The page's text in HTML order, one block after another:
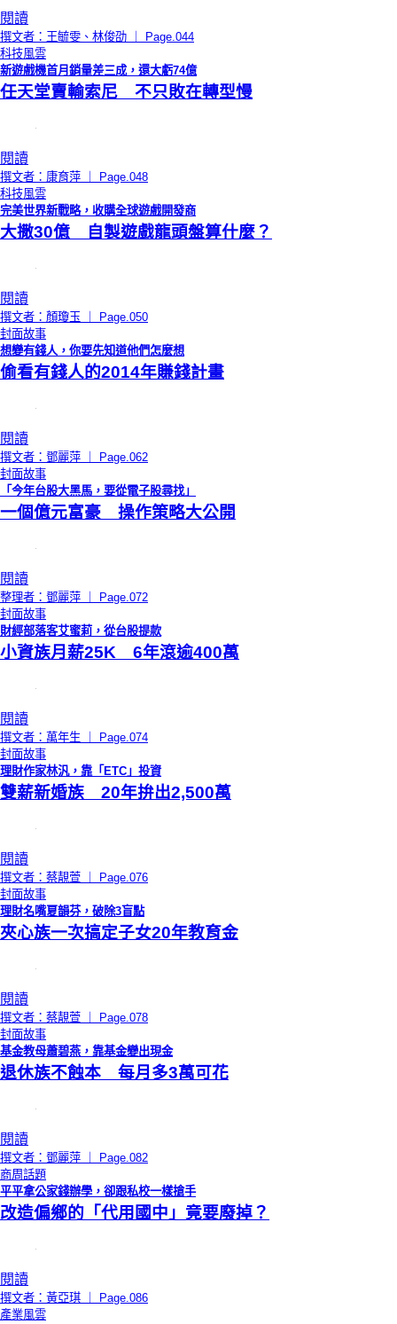
閱讀
撰文者：王毓雯、林俊劭 ｜ Page.044
科技風雲
新遊戲機首月銷量差三成，還大虧74億
任天堂賣輸索尼 不只敗在轉型慢
閱讀
撰文者：康育萍 ｜ Page.048
科技風雲
完美世界新戰略，收購全球遊戲開發商
大撒30億 自製遊戲龍頭盤算什麼？
閱讀
撰文者：顏瓊玉 ｜ Page.050
封面故事
想變有錢人，你要先知道他們怎麼想
偷看有錢人的2014年賺錢計畫
閱讀
撰文者：鄧麗萍 ｜ Page.062
封面故事
「今年台股大黑馬，要從電子股尋找」
一個億元富豪 操作策略大公開
閱讀
整理者：鄧麗萍 ｜ Page.072
封面故事
財經部落客艾蜜莉，從台股提款
小資族月薪25K 6年滾逾400萬
閱讀
撰文者：萬年生 ｜ Page.074
封面故事
理財作家林汎，靠「ETC」投資
雙薪新婚族 20年拚出2,500萬
閱讀
撰文者：蔡靚萱 ｜ Page.076
封面故事
理財名嘴夏韻芬，破除3盲點
夾心族一次搞定子女20年教育金
閱讀
撰文者：蔡靚萱 ｜ Page.078
封面故事
基金教母蕭碧燕，靠基金變出現金
退休族不蝕本 每月多3萬可花
閱讀
撰文者：鄧麗萍 ｜ Page.082
商周話題
平平拿公家錢辦學，卻跟私校一樣搶手
改造偏鄉的「代用國中」竟要廢掉？
閱讀
撰文者：黃亞琪 ｜ Page.086
產業風雲